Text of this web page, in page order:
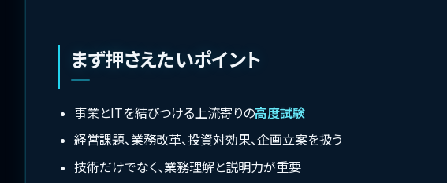
まず押さえたいポイント
事業とITを結びつける上流寄りの高度試験
経営課題、業務改革、投資対効果、企画立案を扱う
技術だけでなく、業務理解と説明力が重要